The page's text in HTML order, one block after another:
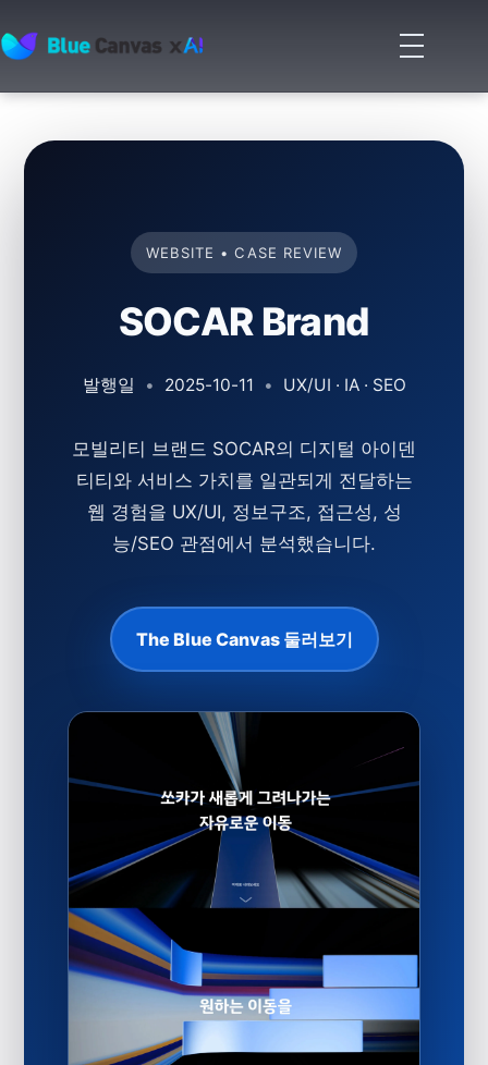
BLUECANVAS
메
뉴
기
WEBSITE • CASE REVIEW
SOCAR Brand
발행일 • 2025-10-11 • UX/UI · IA · SEO
모빌리티 브랜드 SOCAR의 디지털 아이덴
티티와 서비스 가치를 일관되게 전달하는
웹 경험을 UX/UI, 정보구조, 접근성, 성
능/SEO 관점에서 분석했습니다.
The Blue Canvas 둘러보기